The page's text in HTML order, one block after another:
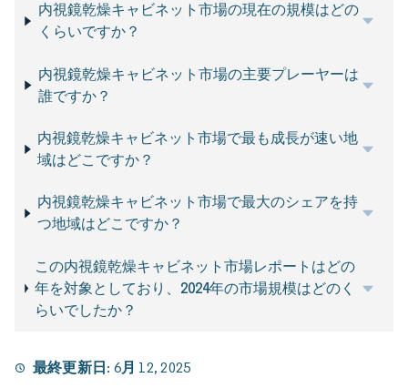
内視鏡乾燥キャビネット市場の現在の規模はどの
くらいですか？
内視鏡乾燥キャビネット市場の主要プレーヤーは
誰ですか？
内視鏡乾燥キャビネット市場で最も成長が速い地
域はどこですか？
内視鏡乾燥キャビネット市場で最大のシェアを持
つ地域はどこですか？
この内視鏡乾燥キャビネット市場レポートはどの
年を対象としており、2024年の市場規模はどのく
らいでしたか？
最終更新日: 6月 12, 2025